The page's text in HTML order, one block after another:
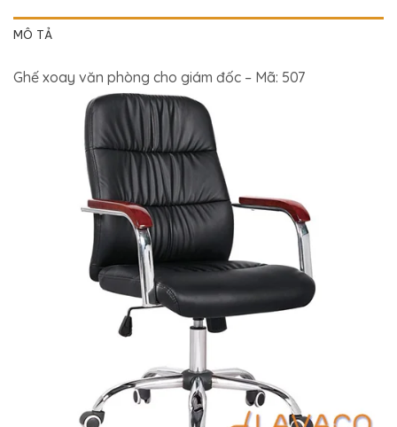
MÔ TẢ
Ghế xoay văn phòng cho giám đốc – Mã: 507